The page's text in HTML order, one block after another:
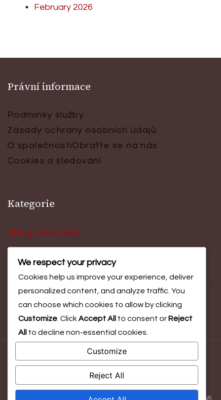
February 2026
Právní informace
Podmínky služby
Zásady ochrany osobních údajů
O společnostiObraťte se na nás
Cookies a sledování
Kategorie
CDL promo kódy
Ceny za výzvu události
Odměny za Battle Pass
WordPress.
Zásady ochrany osobních údajů O společnosti
We respect your privacy
Cookies help us improve your experience, deliver
personalized content, and analyze traffic. You
can choose which cookies to allow by clicking
Customize . ClickAccept All to consent or Reject
All
to decline non-essential cookies.
Customize
Reject All